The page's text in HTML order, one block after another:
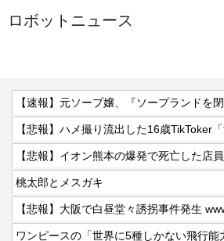
ロボットニュース
【速報】元ソープ嬢、『ソープランド
【悲報】ハメ撮り流出した16歳TikToker
桃太郎とメスガキ
ワンピースの「世界に5種しかない飛行